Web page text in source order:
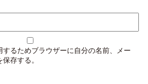
するためブラウザーに自分の名前、メー
存する。